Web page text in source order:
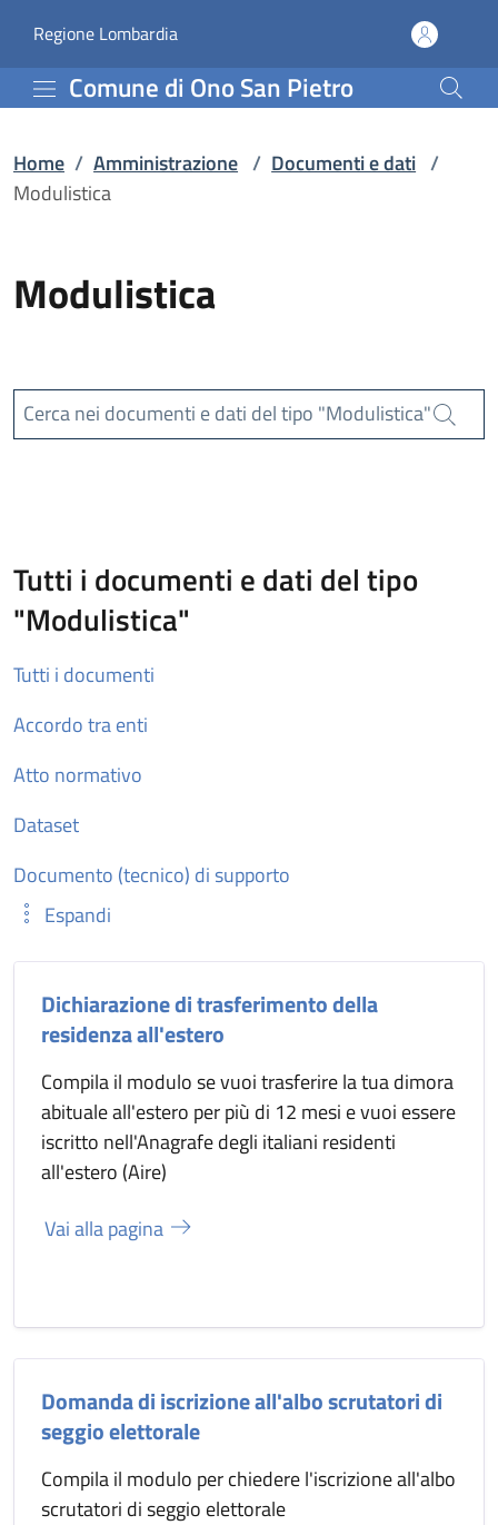
Modulistica | Comune
Regione Lombardia(apre in un'altra scheda).
Comune di Ono San Pietro
Home / Amministrazione / Documenti e dati /
Modulistica
Modulistica
Cerca nei documenti e dati del tipo "Modulistica"
Cerca
Tutti i documenti e dati del tipo
"Modulistica"
Tutti i documenti
Accordo tra enti
Atto normativo
Dataset
Documento (tecnico) di supporto
Espandi
Dichiarazione di trasferimento della
residenza all'estero
Compila il modulo se vuoi trasferire la tua dimora
abituale all'estero per più di 12 mesi e vuoi essere
iscritto nell'Anagrafe degli italiani residenti
all'estero (Aire)
Vai alla pagina
Domanda di iscrizione all'albo scrutatori di
seggio elettorale
Compila il modulo per chiedere l'iscrizione all'albo
scrutatori di seggio elettorale